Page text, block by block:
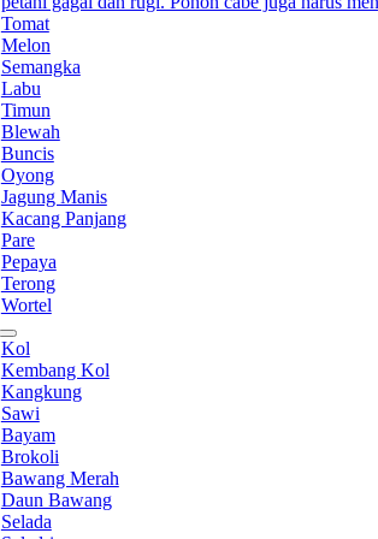
Tomat
Melon
Semangka
Labu
Timun
Blewah
Buncis
Oyong
Jagung Manis
Kacang Panjang
Pare
Pepaya
Terong
Wortel
Kol
Kembang Kol
Kangkung
Sawi
Bayam
Brokoli
Bawang Merah
Daun Bawang
Selada